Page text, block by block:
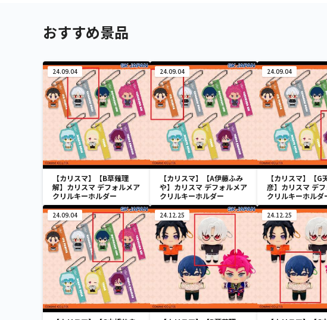
おすすめ景品
24.09.04
【カリスマ】【B草薙理
解】カリスマ デフォルメア
クリルキーホルダー
24.09.04
【カリスマ】【A伊藤ふみ
や】カリスマ デフォルメア
クリルキーホルダー
24.09.04
【カリスマ】【G
彦】カリスマ デ
クリルキーホルダ
24.09.04 24.12.25 24.12.25